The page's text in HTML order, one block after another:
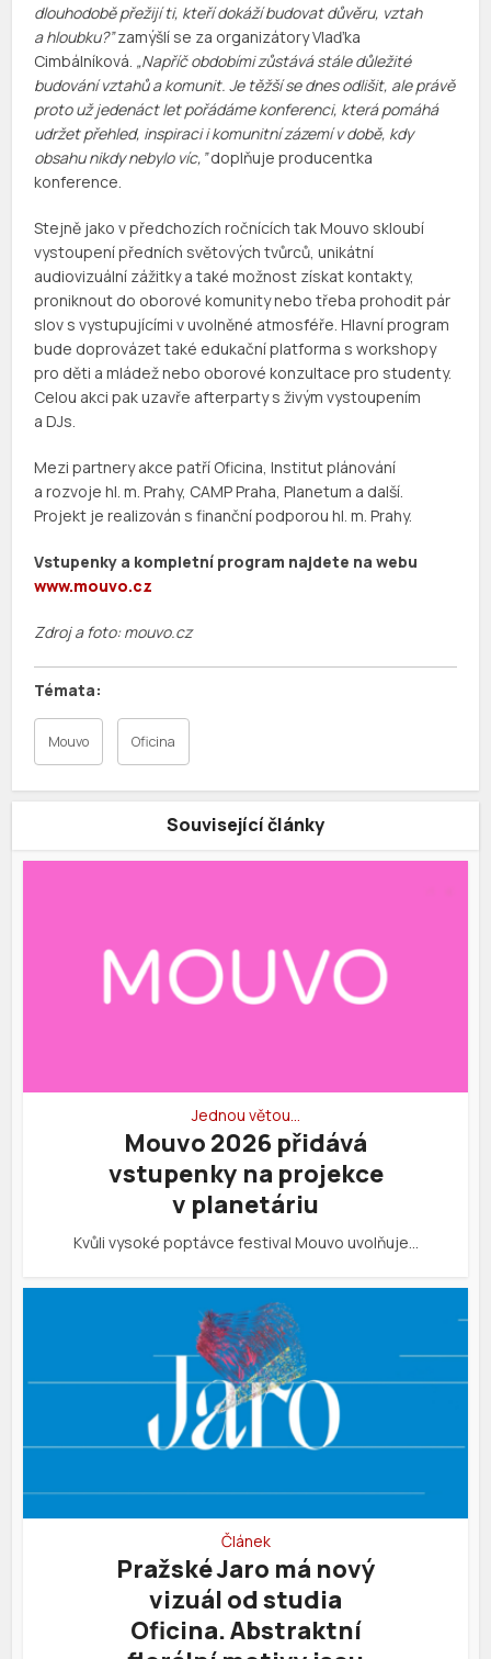
dlouhodobě přežijí ti, kteří dokáží budovat důvěru, vztah
a hloubku?”zamýšlí se za organizátory Vlaďka
Cimbálníková. „Napříč obdobími zůstává stále důležité
budování vztahů a komunit. Je těžší se dnes odlišit, ale právě
proto už jedenáct let pořádáme konferenci, která pomáhá
udržet přehled, inspiraci i komunitní zázemí v době, kdy
obsahu nikdy nebylo víc,”doplňuje producentka
konference.
Stejně jako v předchozích ročnících tak Mouvo skloubí
vystoupení předních světových tvůrců, unikátní
audiovizuální zážitky a také možnost získat kontakty,
proniknout do oborové komunity nebo třeba prohodit pár
slov s vystupujícími v uvolněné atmosféře. Hlavní program
bude doprovázet také edukační platforma s workshopy
pro děti a mládež nebo oborové konzultace pro studenty.
Celou akci pak uzavře afterparty s živým vystoupením
a DJs.
Mezi partnery akce patří Oficina, Institut plánování
a rozvoje hl. m. Prahy, CAMP Praha, Planetum a další.
Projekt je realizován s finanční podporou hl. m. Prahy.
Vstupenky a kompletní program najdete na webu
www.mouvo.cz
Zdroj a foto: mouvo.cz
Mouvo Oficina
Související články
Jednou větou…
Mouvo 2026 přidává
vstupenky na projekce
v planetáriu
Kvůli vysoké poptávce festival Mouvo uvolňuje…
Článek
Pražské Jaro má nový
vizuál od studia
Oficina. Abstraktní